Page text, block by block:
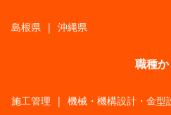
島根県 | 沖縄県
職種
施工管理 | 機械・機構設計・金型